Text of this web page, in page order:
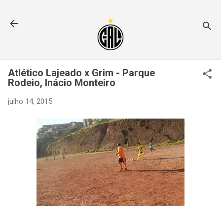
Atlético Lajeado x Grim - Parque
Rodeio, Inácio Monteiro
julho 14, 2015